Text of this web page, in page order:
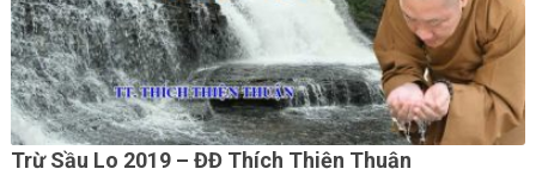
Trừ Sầu Lo 2019 – ĐĐ Thích Thiện Thuận